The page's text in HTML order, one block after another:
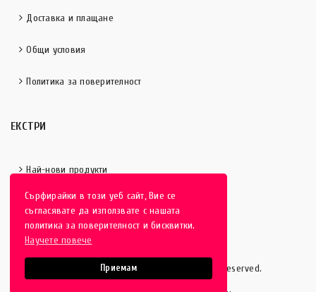
Сърфирайки в този уеб сайт, Вие се
съгласявате да използвате с нашата
политика за поверителност и бисквитки.
Научете повече
Приемам
Доставка и плащане
Общи условия
Политика за поверителност
ЕКСТРИ
Най-нови продукти
Отличени продукти
HobbyEver.com© 2016-2025 - All rights reserved.